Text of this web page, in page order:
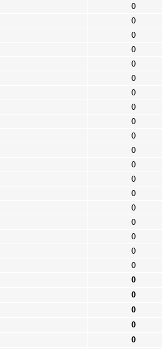
0
0
0
0
0
0
0
0
0
0
0
0
0
0
0
0
0
0
0
0
0
0
0
0